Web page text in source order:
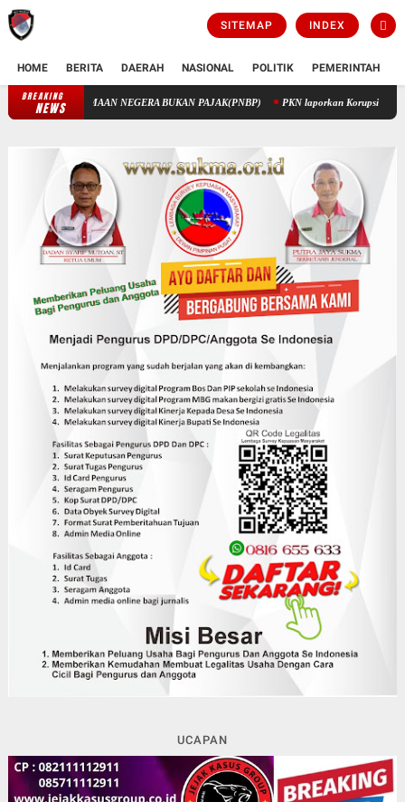
SITEMAP INDEX
HOME BERITA DAERAH NASIONAL POLITIK PEMERINTAH
BREAKING
NEWS PENGELOLAAN KEUANGAN STIK MELALUI PENERIMAAN NEGERA
UCAPAN